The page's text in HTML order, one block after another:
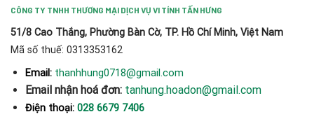
CÔNG TY TNHH THƯƠNG MẠI DỊCH VỤ VI TÍNH TẤN HƯNG
51/8 Cao Thắng, Phường Bàn Cờ, TP. Hồ Chí Minh, Việt Nam
Mã số thuế: 0313353162
Email: thanhhung0718@gmail.com
Email nhận hoá đơn: tanhung.hoadon@gmail.com
Điện thoại: 028 6679 7406